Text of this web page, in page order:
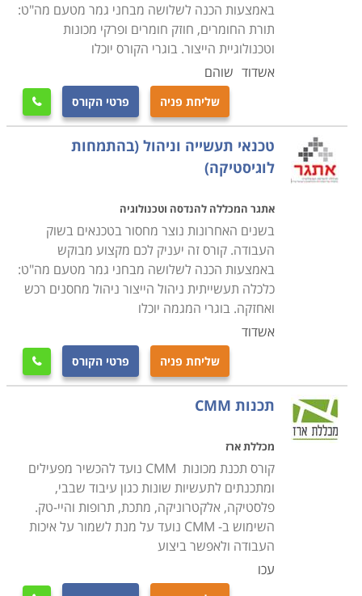
באמצעות הכנה לשלושה מבחני גמר מטעם מה"ט:
תורת החומרים, חוזק חומרים ופרקי מכונות
וטכנולוגיית הייצור. בוגרי הקורס יוכלו
אשדוד שוהם
שליחת פניה פרטי הקורס 
טכנאי תעשייה וניהול (בהתמחות
לוגיסטיקה)
אתגר המכללה להנדסה וטכנולוגיה
בשנים האחרונות נוצר מחסור בטכנאים בשוק
העבודה. קורס זה יעניק לכם מקצוע מבוקש
באמצעות הכנה לשלושה מבחני גמר מטעם מה"ט:
כלכלה תעשייתית ניהול הייצור ניהול מחסנים רכש
ואחזקה. בוגרי המגמה יוכלו
אשדוד
שליחת פניה פרטי הקורס 
תכנות CMM
מכללת ארז
קורס תכנת מכונות CMM נועד להכשיר מפעילים
ומתכנתים לתעשיות שונות כגון עיבוד שבבי,
פלסטיקה, אלקטרוניקה, מתכת, תרופות והיי-טק.
השימוש ב- CMM נועד על מנת לשמור על איכות
העבודה ולאפשר ביצוע
עכו